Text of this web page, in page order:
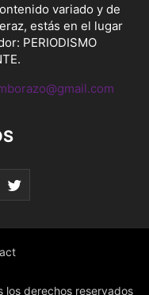
variado y de
estás en el lugar
PERIODISMO
los derechos reservados